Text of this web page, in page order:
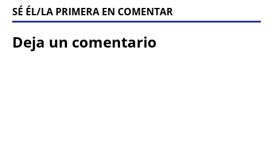
SÉ ÉL/LA PRIMERA EN COMENTAR
Deja un comentario